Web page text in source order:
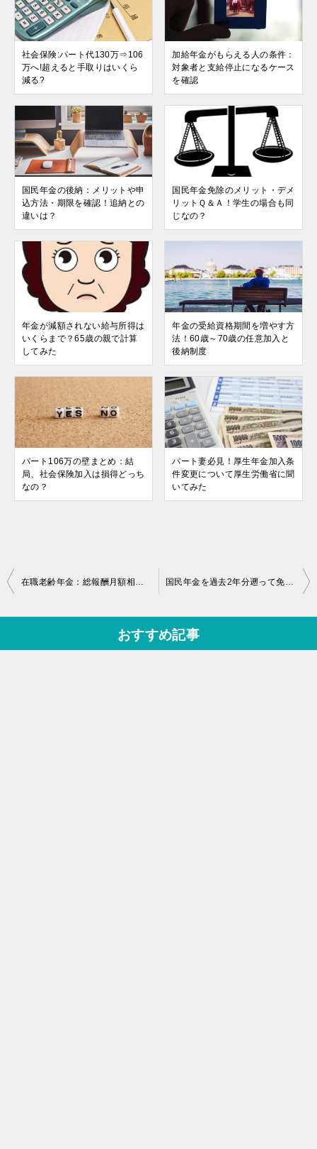
社会保険:パート代130万⇒106
万へ!超えると手取りはいくら
減る?
加給年金がもらえる人の条件：
対象者と支給停止になるケース
を確認
国民年金の後納：メリットや申
込方法・期限を確認！追納との
違いは？
国民年金免除のメリット・デメ
リットＱ＆Ａ！学生の場合も同
じなの？
年金が減額されない給与所得は
いくらまで？65歳の親で計算
してみた
年金の受給資格期間を増やす方
法！60歳～70歳の任意加入と
後納制度
パート106万の壁まとめ：結
局、社会保険加入は損得どっち
なの？
パート妻必見！厚生年金加入条
件変更について厚生労働省に聞
いてみた
投
ビ
在職老齢年金：総報酬月額相当額の正確な計算方法！賞与や交通費は？ 国民年金を過去2年分遡って免除申請した話。審査期間中の支払いは？
おすすめ記事